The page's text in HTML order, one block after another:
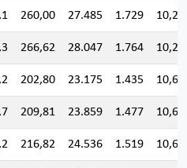
260,00 27.485 1.729
266,62 28.047 1.764
202,80 23.175 1.435
209,81 23.859 1.477
216,82 24.536 1.519